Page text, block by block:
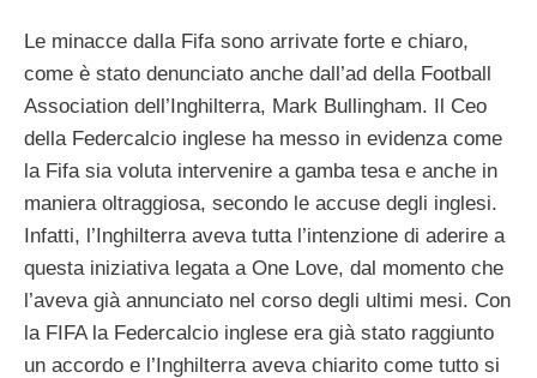
Le minacce dalla Fifa sono arrivate forte e chiaro,
come è stato denunciato anche dall’ad della Football
Association dell’Inghilterra, Mark Bullingham. Il Ceo
della Federcalcio inglese ha messo in evidenza come
la Fifa sia voluta intervenire a gamba tesa e anche in
maniera oltraggiosa, secondo le accuse degli inglesi.
Infatti, l’Inghilterra aveva tutta l’intenzione di aderire a
questa iniziativa legata a One Love, dal momento che
l’aveva già annunciato nel corso degli ultimi mesi. Con
la FIFA la Federcalcio inglese era già stato raggiunto
un accordo e l’Inghilterra aveva chiarito come tutto si